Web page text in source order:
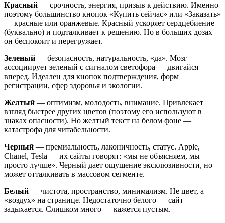
Красный — срочность, энергия, призыв к действию. Именно
поэтому большинство кнопок «Купить сейчас» или «Заказать»
— красные или оранжевые. Красный ускоряет сердцебиение
(буквально) и подталкивает к решению. Но в больших дозах
он беспокоит и перегружает.
Зеленый — безопасность, натуральность, «да». Мозг
ассоциирует зеленый с сигналом светофора — двигайся
вперед. Идеален для кнопок подтверждения, форм
регистрации, сфер здоровья и экологии.
Желтый — оптимизм, молодость, внимание. Привлекает
взгляд быстрее других цветов (поэтому его используют в
знаках опасности). Но желтый текст на белом фоне —
катастрофа для читабельности.
Черный — премиальность, лаконичность, статус. Apple,
Chanel, Tesla — их сайты говорят: «мы не объясняем, мы
просто лучше». Черный дает ощущение эксклюзивности, но
может отталкивать в массовом сегменте.
Белый — чистота, пространство, минимализм. Не цвет, а
«воздух» на странице. Недостаточно белого — сайт
задыхается. Слишком много — кажется пустым.